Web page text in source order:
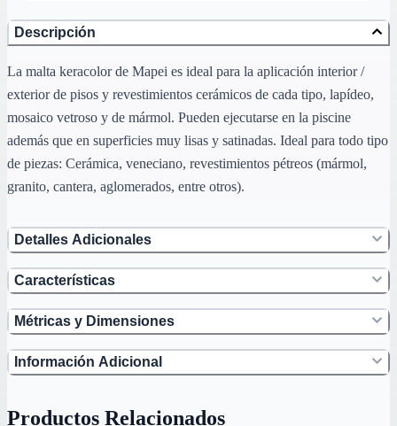
Descripción
La malta keracolor de Mapei es ideal para la aplicación interior /
exterior de pisos y revestimientos cerámicos de cada tipo, lapídeo,
mosaico vetroso y de mármol. Pueden ejecutarse en la piscine
además que en superficies muy lisas y satinadas. Ideal para todo tipo
de piezas: Cerámica, veneciano, revestimientos pétreos (mármol,
granito, cantera, aglomerados, entre otros).
Detalles Adicionales
Características
Métricas y Dimensiones
Información Adicional
Productos Relacionados